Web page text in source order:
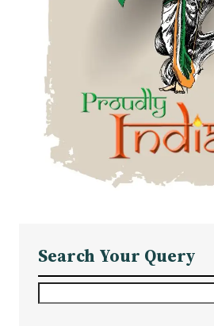
Search Your Query